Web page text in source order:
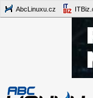
AbcLinuxu.cz